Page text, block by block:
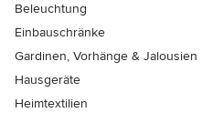
Beleuchtung
Einbauschränke
Gardinen, Vorhänge & Jalousien
Hausgeräte
Heimtextilien